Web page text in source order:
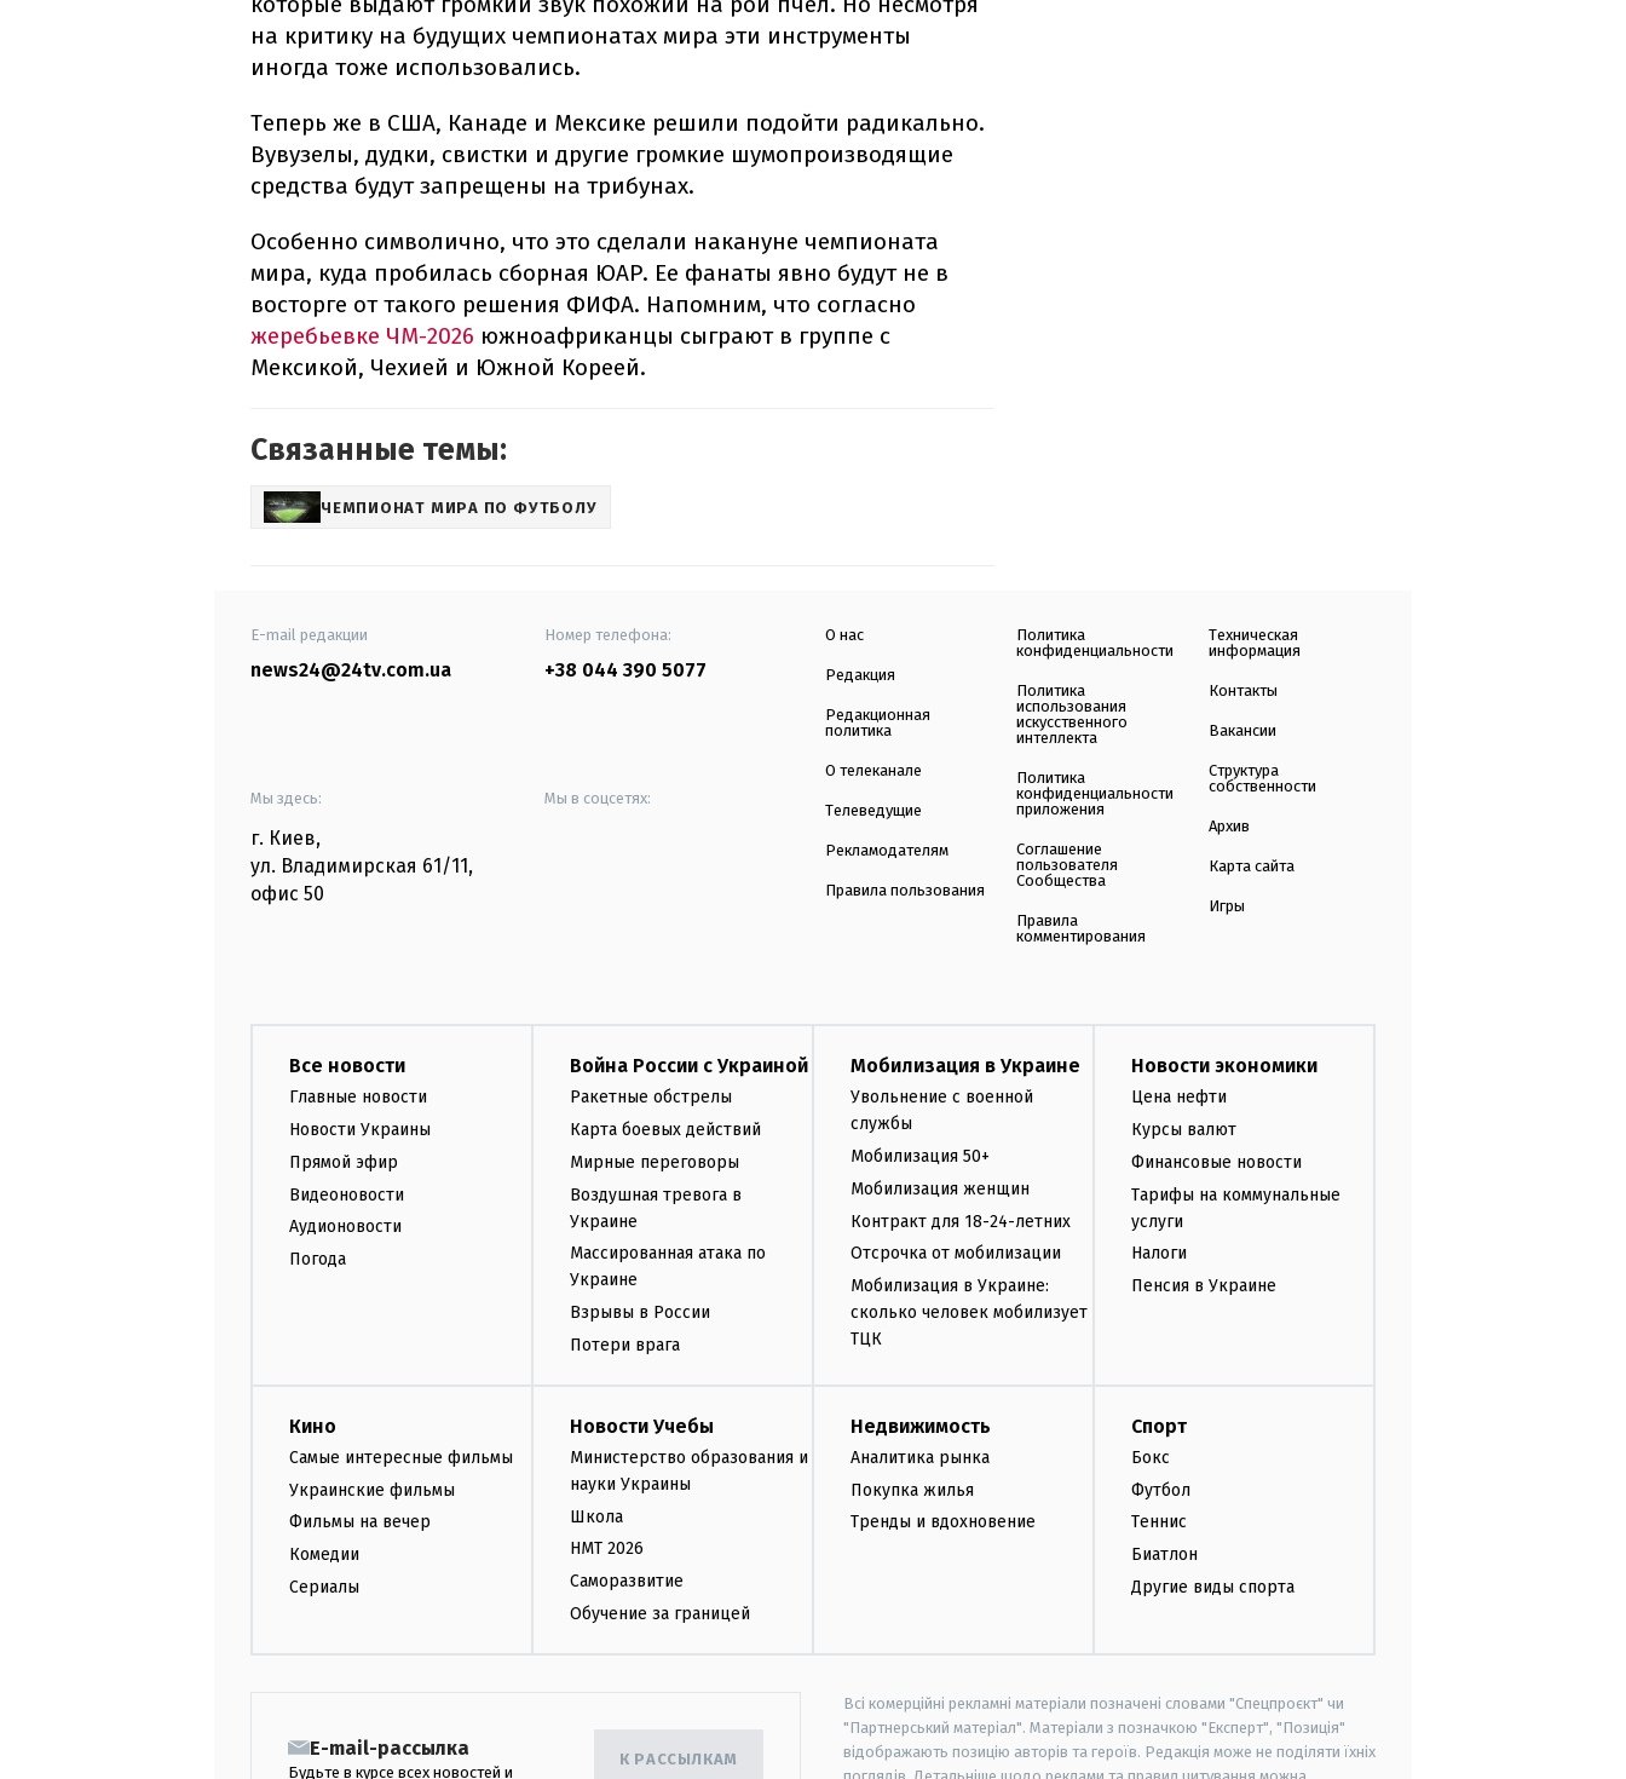
на критику на будущих чемпионатах мира эти инструменты
иногда тоже использовались.
Теперь же в США, Канаде и Мексике решили подойти радикально.
Вувузелы, дудки, свистки и другие громкие шумопроизводящие
средства будут запрещены на трибунах.
Особенно символично, что это сделали накануне чемпионата
мира, куда пробилась сборная ЮАР. Ее фанаты явно будут не в
восторге от такого решения ФИФА. Напомним, что согласно
жеребьевке ЧМ-2026 южноафриканцы сыграют в группе с
Мексикой, Чехией и Южной Кореей.
Связанные темы:
ЧЕМПИОНАТ МИРА ПО ФУТБОЛУ
E-mail редакции
news24@24tv.com.ua
Номер телефона:
+38 044 390 5077
Мы здесь:
г. Киев,
ул. Владимирская 61/11,
офис 50
Мы в соцсетях:
О нас
Редакция
Редакционная
политика
О телеканале
Телеведущие
Рекламодателям
Правила пользования
Политика
конфиденциальности
Политика
использования
искусственного
интеллекта
Политика
конфиденциальности
приложения
Соглашение
пользователя
Сообщества
Правила
комментирования
Техническая
информация
Контакты
Вакансии
Структура
собственности
Архив
Карта сайта
Игры
Все новости
Главные новости
Новости Украины
Прямой эфир
Видеоновости
Аудионовости
Погода
Война России с Украиной
Ракетные обстрелы
Карта боевых действий
Мирные переговоры
Воздушная тревога в
Украине
Массированная атака по
Украине
Взрывы в России
Потери врага
Мобилизация в Украине
Увольнение с военной
службы
Мобилизация 50+
Мобилизация женщин
Контракт для 18-24-летних
Отсрочка от мобилизации
Мобилизация в Украине:
сколько человек мобилизует
ТЦК
Новости экономики
Цена нефти
Курсы валют
Финансовые новости
Тарифы на коммунальные
услуги
Налоги
Пенсия в Украине
Кино
Самые интересные фильмы
Украинские фильмы
Фильмы на вечер
Комедии
Сериалы
Новости Учебы
Министерство образования и
науки Украины
Школа
НМТ 2026
Саморазвитие
Обучение за границей
Недвижимость
Аналитика рынка
Покупка жилья
Тренды и вдохновение
Спорт
Бокс
Футбол
Теннис
Биатлон
Другие виды спорта
E-mail-рассылка
Будьте в курсе всех новостей и
К РАССЫЛКАМ
Всі комерційні рекламні матеріали позначені словами "Спецпроєкт" чи
"Партнерський матеріал". Матеріали з позначкою "Експерт", "Позиція"
відображають позицію авторів та героїв. Редакція може не поділяти їхніх